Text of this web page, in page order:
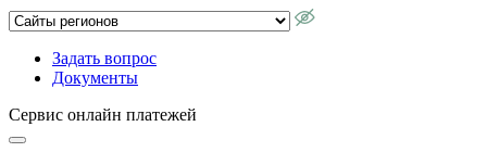
Задать вопрос
Документы
Сервис онлайн платежей